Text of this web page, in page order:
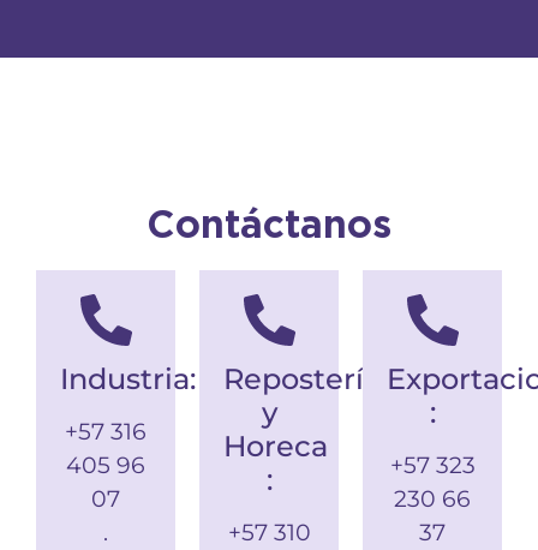
Contáctanos
Industria:
+57 316
405 96
07
.
Repostería
y
Horeca
:
+57 310
:
+57 323
230 66
37